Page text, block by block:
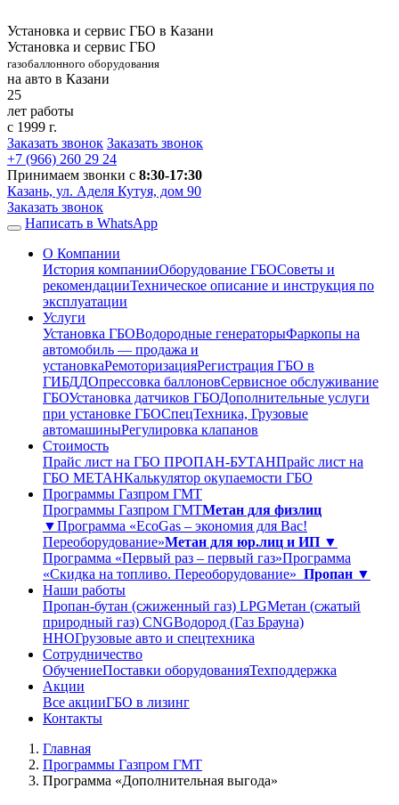
Установка и сервис ГБО в Казани
Установка и сервис ГБО
газобаллонного оборудования
на авто в Казани
25
лет работы
с 1999 г.
Заказать звонок Заказать звонок
+7 (966) 260 29 24
Принимаем звонки с 8:30-17:30
Казань, ул. Аделя Кутуя, дом 90
Заказать звонок
Написать в WhatsApp
О Компании
История компанииОборудование ГБОСоветы и
рекомендацииТехническое описание и инструкция по
эксплуатации
Услуги
Установка ГБОВодородные генераторыФаркопы на
автомобиль — продажа и
установкаРемоторизацияРегистрация ГБО в
ГИБДДОпрессовка баллоновСервисное обслуживание
ГБОУстановка датчиков ГБОДополнительные услуги
при установке ГБОСпецТехника, Грузовые
автомашиныРегулировка клапанов
Стоимость
Прайс лист на ГБО ПРОПАН-БУТАНПрайс лист на
ГБО МЕТАНКалькулятор окупаемости ГБО
Программы Газпром ГМТ
Программы Газпром ГМТМетан для физлиц
▼Программа «EcoGas – экономия для Вас!
Переоборудование»Метан для юр.лиц и ИП ▼
Программа «Первый раз – первый газ»Программа
«Скидка на топливо. Переоборудование» Пропан ▼
Наши работы
Пропан-бутан (сжиженный газ) LPGМетан (сжатый
природный газ) CNGВодород (Газ Брауна)
ННОГрузовые авто и спецтехника
Сотрудничество
ОбучениеПоставки оборудованияТехподдержка
Акции
Все акцииГБО в лизинг
Контакты
Главная
Программы Газпром ГМТ
Программа «Дополнительная выгода»